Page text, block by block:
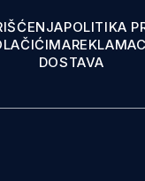
POLITIKA
DOSTAVA